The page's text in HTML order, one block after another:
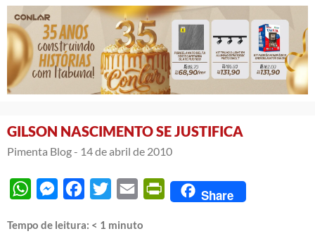
GILSON NASCIMENTO SE JUSTIFICA
Pimenta Blog - 14 de abril de 2010
WhatsAppMessengerFacebook
Twitter Email PrintFriendly
Share
Tempo de leitura: < 1 minuto